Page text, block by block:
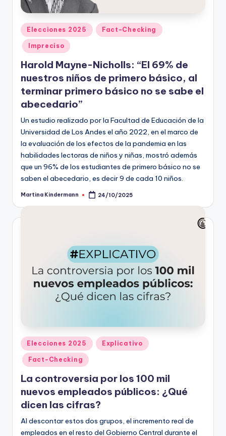
Publicado
en
Elecciones 2025 Fact-Checking
Impreciso
Harold Mayne-Nicholls: “El 69% de
nuestros niños de primero básico, al
terminar primero básico no se sabe el
abecedario”
Un estudio realizado por la Facultad de Educación de la
Universidad de Los Andes el año 2022, en el marco de
la evaluación de los efectos de la pandemia en las
habilidades lectoras de niños y niñas, mostró además
que un 96% de los estudiantes de primero básico no se
saben el abecedario, es decir 9 de cada 10 niños.
Publicado
Martina Kindermann 24/10/2025
Publicado
en
Elecciones 2025 Explicativo
Fact-Checking
La controversia por los 100 mil
nuevos empleados públicos: ¿Qué
dicen las cifras?
Al descontar estos dos grupos, el incremento real de
empleados en el resto del Gobierno Central durante el